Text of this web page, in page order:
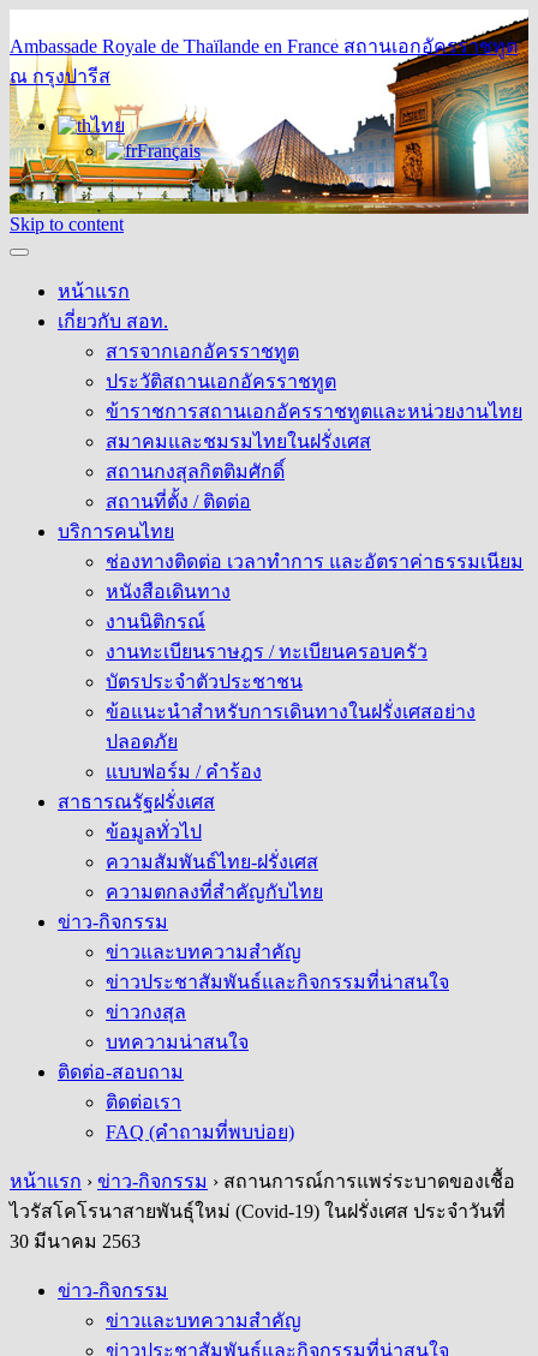
Ambassade Royale de Thaïlande en France สถานเอกอัครราชทูต
ณ กรุงปารีส
ไทย
Français
Skip to content
หน้าแรก
เกี่ยวกับ สอท.
สารจากเอกอัครราชทูต
ประวัติสถานเอกอัครราชทูต
ข้าราชการสถานเอกอัครราชทูตและหน่วยงานไทย
สมาคมและชมรมไทยในฝรั่งเศส
สถานกงสุลกิตติมศักดิ์
สถานที่ตั้ง / ติดต่อ
บริการคนไทย
ช่องทางติดต่อ เวลาทำการ และอัตราค่าธรรมเนียม
หนังสือเดินทาง
งานนิติกรณ์
งานทะเบียนราษฎร / ทะเบียนครอบครัว
บัตรประจำตัวประชาชน
ข้อแนะนำสำหรับการเดินทางในฝรั่งเศสอย่าง
ปลอดภัย
แบบฟอร์ม / คำร้อง
สาธารณรัฐฝรั่งเศส
ข้อมูลทั่วไป
ความสัมพันธ์ไทย-ฝรั่งเศส
ความตกลงที่สำคัญกับไทย
ข่าว-กิจกรรม
ข่าวและบทความสำคัญ
ข่าวประชาสัมพันธ์และกิจกรรมที่น่าสนใจ
ข่าวกงสุล
บทความน่าสนใจ
ติดต่อ-สอบถาม
ติดต่อเรา
FAQ (คำถามที่พบบ่อย)
หน้าแรก › ข่าว-กิจกรรม › สถานการณ์การแพร่ระบาดของเชื้อ
ไวรัสโคโรนาสายพันธุ์ใหม่ (Covid-19) ในฝรั่งเศส ประจำวันที่
30 มีนาคม 2563
ข่าว-กิจกรรม
ข่าวและบทความสำคัญ
ข่าวประชาสัมพันธ์และกิจกรรมที่น่าสนใจ